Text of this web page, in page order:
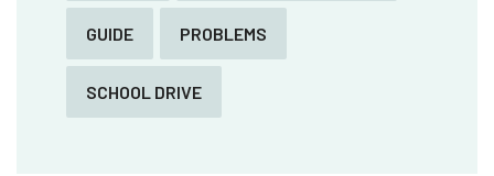
GUIDE PROBLEMS
SCHOOL DRIVE